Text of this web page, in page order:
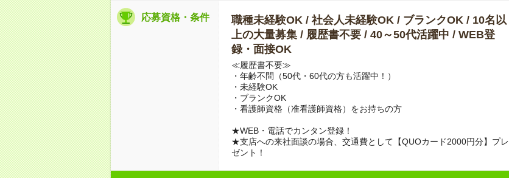
応募資格・条件
職種未経験OK / 社会人未経験OK / ブランクOK / 10名以
上の大量募集 / 履歴書不要 / 40～50代活躍中 / WEB登
録・面接OK
≪履歴書不要≫
・年齢不問（50代・60代の方も活躍中！）
・未経験OK
・ブランクOK
・看護師資格（准看護師資格）をお持ちの方
★WEB・電話でカンタン登録！
★支店への来社面談の場合、交通費として【QUOカード2000円分】プレ
ゼント！